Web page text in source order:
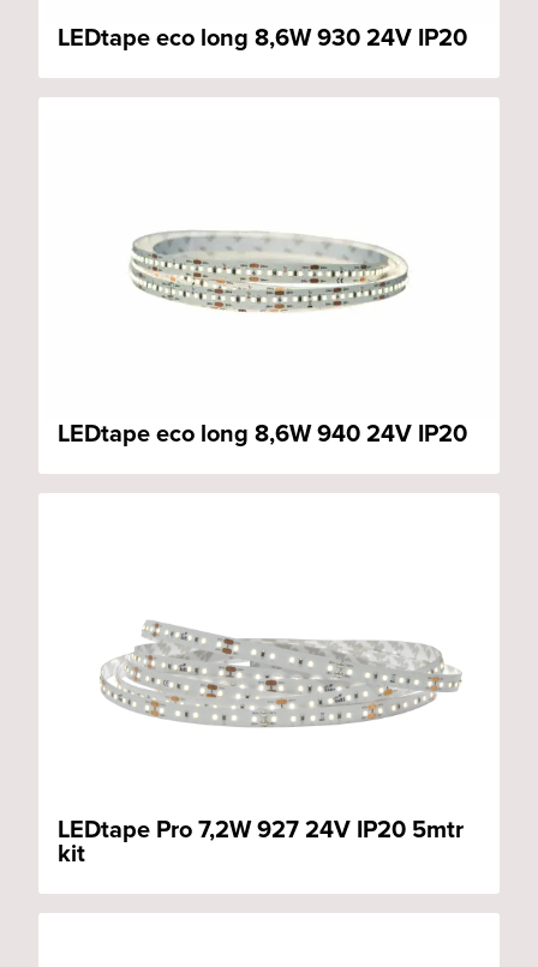
LEDtape eco long 8,6W 930 24V IP20
LEDtape eco long 8,6W 940 24V IP20
LEDtape Pro 7,2W 927 24V IP20 5mtr
kit